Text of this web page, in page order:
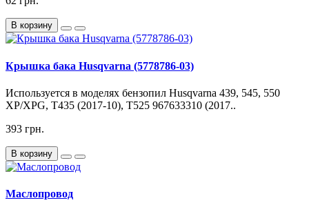
В корзину
Крышка бака Husqvarna (5778786-03)
Используется в моделях бензопил Husqvarna 439, 545, 550
XP/XPG, T435 (2017-10), T525 967633310 (2017..
393 грн.
В корзину
Маслопровод